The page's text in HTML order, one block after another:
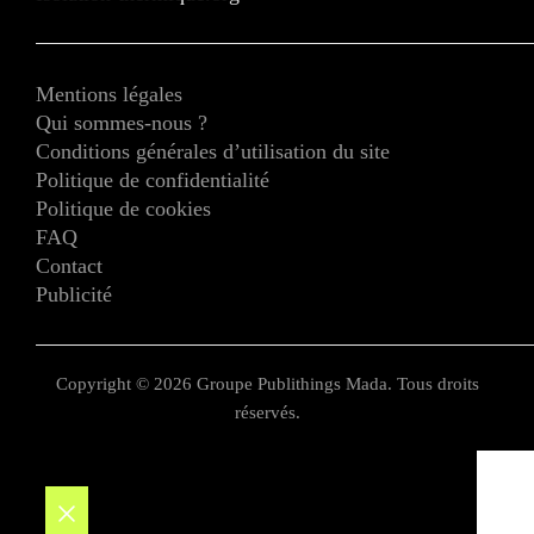
Mentions légales
Qui sommes-nous ?
Conditions générales d’utilisation du site
Politique de confidentialité
Politique de cookies
FAQ
Contact
Publicité
Copyright © 2026 Groupe Publithings Mada. Tous droits
réservés.